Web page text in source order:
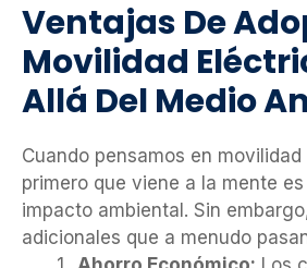
Ventajas De
Movilidad
Allá Del Medio
Cuando pensamos en
primero que viene a la mente
impacto ambiental. Sin
adicionales que a menudo